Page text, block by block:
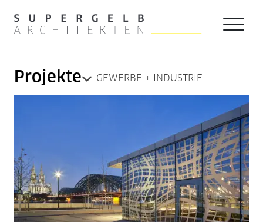
Zur Startseite navigieren
Projekte GEWERBE + INDUSTRIE